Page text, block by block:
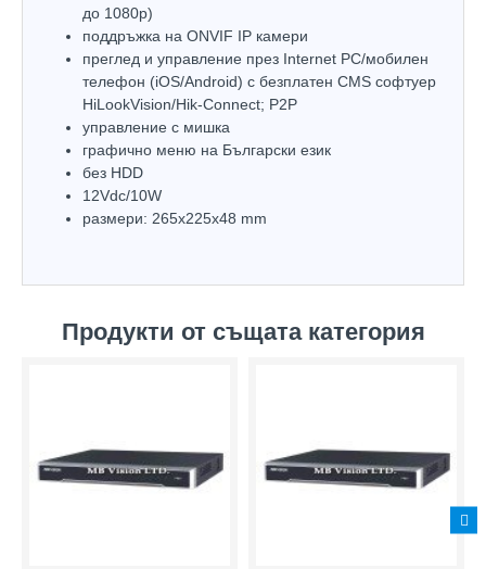
до 1080р)
поддръжка на ONVIF IP камери
преглед и управление през Internet PC/мобилен
телефон (iOS/Android) с безплатен CMS софтуер
HiLookVision/Hik-Connect; P2P
управлeние с мишка
графично меню на Български език
без HDD
12Vdc/10W
размери: 265х225х48 mm
Продукти от същата категория